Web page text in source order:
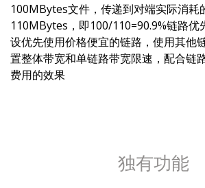
100MBytes文件，传递到对端实际消耗
110MBytes，即100/110=90.9%链路优
设优先使用价格便宜的链路，使用其他
置整体带宽和单链路带宽限速，配合链
费用的效果
独有功能